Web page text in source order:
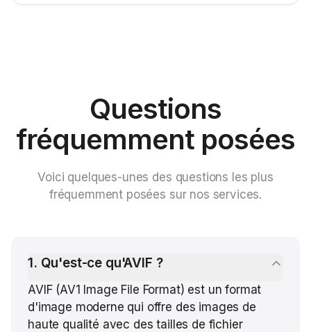
Questions
fréquemment posées
Voici quelques-unes des questions les plus
fréquemment posées sur nos services.
1. Qu'est-ce qu'AVIF ?
AVIF (AV1 Image File Format) est un format
d'image moderne qui offre des images de
haute qualité avec des tailles de fichier